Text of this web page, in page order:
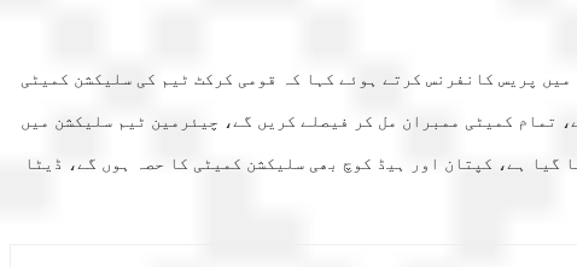
کوارٹرز میں پریس کانفرنس کرتے ہوئے کہا کہ قومی کرکٹ ٹیم کی سلیکشن کمیٹی
تمام کمیٹی ممبران مل کر فیصلے کریں گے، چیئرمین ٹیم سلیکشن میں
ہے، کپتان اور ہیڈ کوچ بھی سلیکشن کمیٹی کا حصہ ہوں گے، ڈیٹا